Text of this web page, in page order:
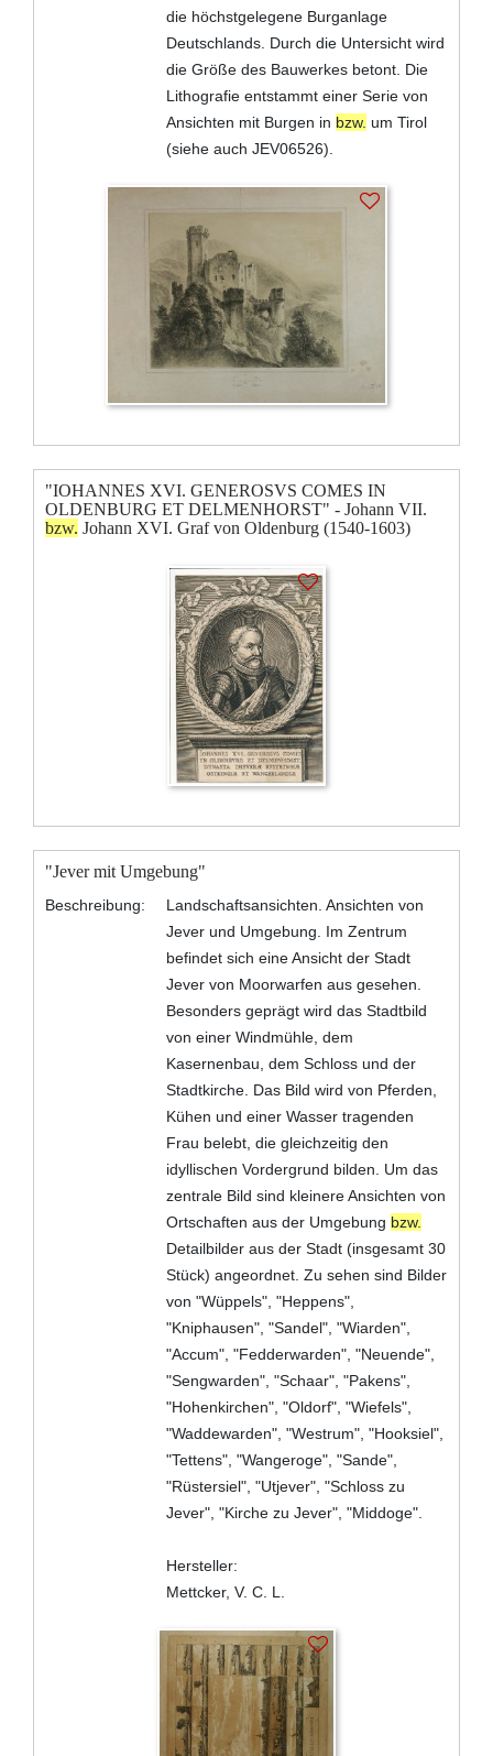
die höchstgelegene Burganlage
Deutschlands. Durch die Untersicht wird
die Größe des Bauwerkes betont. Die
Lithografie entstammt einer Serie von
Ansichten mit Burgen in bzw. um Tirol
(siehe auch JEV06526).
"IOHANNES XVI. GENEROSVS COMES IN
OLDENBURG ET DELMENHORST" - Johann VII.
bzw. Johann XVI. Graf von Oldenburg (1540-1603)
"Jever mit Umgebung"
Beschreibung:
Landschaftsansichten. Ansichten von
Jever und Umgebung. Im Zentrum
befindet sich eine Ansicht der Stadt
Jever von Moorwarfen aus gesehen.
Besonders geprägt wird das Stadtbild
von einer Windmühle, dem
Kasernenbau, dem Schloss und der
Stadtkirche. Das Bild wird von Pferden,
Kühen und einer Wasser tragenden
Frau belebt, die gleichzeitig den
idyllischen Vordergrund bilden. Um das
zentrale Bild sind kleinere Ansichten von
Ortschaften aus der Umgebung bzw.
Detailbilder aus der Stadt (insgesamt 30
Stück) angeordnet. Zu sehen sind Bilder
von "Wüppels", "Heppens",
"Kniphausen", "Sandel", "Wiarden",
"Accum", "Fedderwarden", "Neuende",
"Sengwarden", "Schaar", "Pakens",
"Hohenkirchen", "Oldorf", "Wiefels",
"Waddewarden", "Westrum", "Hooksiel",
"Tettens", "Wangeroge", "Sande",
"Rüstersiel", "Utjever", "Schloss zu
Jever", "Kirche zu Jever", "Middoge".
Hersteller:
Mettcker, V. C. L.